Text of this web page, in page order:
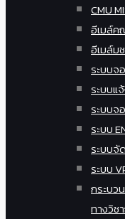
CMU
อีเมล์ค
อีเมล์ม
ระบบจ
ระบบแ
ระบบจ
ระบบ
ระบบจั
ระบบ
กระบว
ทางวิช